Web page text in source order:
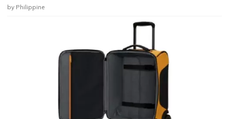
by Philippine